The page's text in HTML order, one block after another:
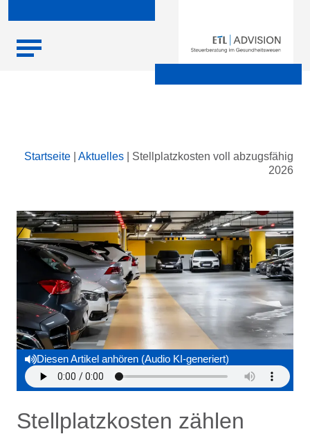
Startseite Aktuelles
Stellplatzkosten voll abzugsfähig
2026
Diesen Artikel anhören (Audio KI-generiert)
Stellplatzkosten zählen